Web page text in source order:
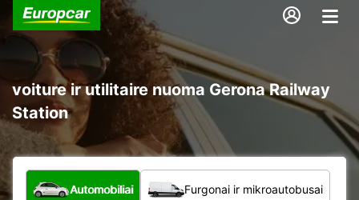
voiture ir utilitaire nuoma Gerona Railway
Station
Kokio tipo automobilis?
Automobiliai Furgonai ir mikroautobusai